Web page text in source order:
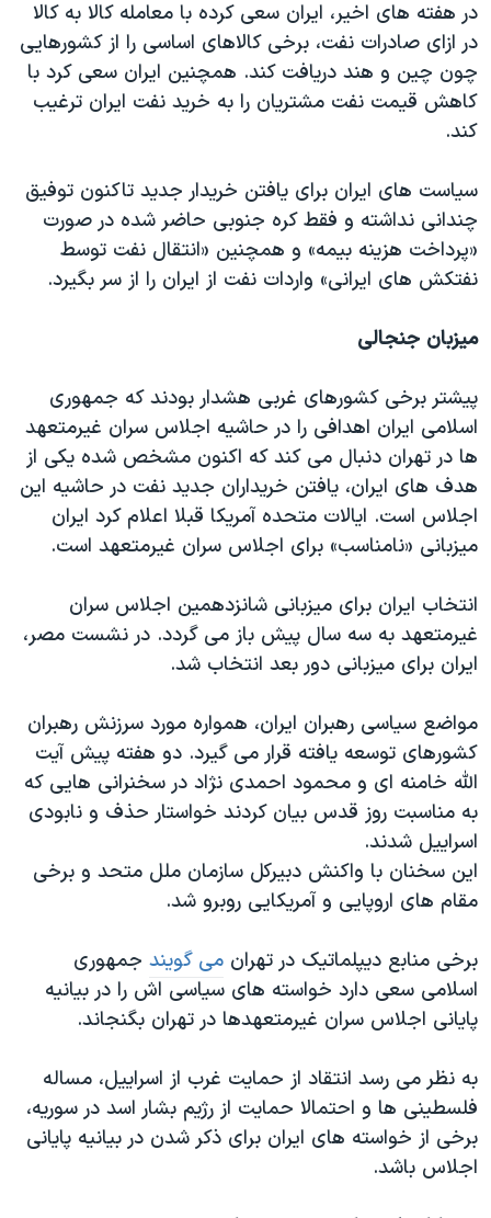
در هفته های اخیر، ایران سعی کرده با معامله کالا به کالا
در ازای صادرات نفت، برخی کالاهای اساسی را از کشورهایی
چون چین و هند دریافت کند. همچنین ایران سعی کرد با
کاهش قیمت نفت مشتریان را به خرید نفت ایران ترغیب
کند.
سیاست های ایران برای یافتن خریدار جدید تاکنون توفیق
چندانی نداشته و فقط کره جنوبی حاضر شده در صورت
«پرداخت هزینه بیمه» و همچنین «انتقال نفت توسط
نفتکش های ایرانی» واردات نفت از ایران را از سر بگیرد.
میزبان جنجالی
پیشتر برخی کشورهای غربی هشدار بودند که جمهوری
اسلامی ایران اهدافی را در حاشیه اجلاس سران غیرمتعهد
ها در تهران دنبال می کند که اکنون مشخص شده یکی از
هدف های ایران، یافتن خریداران جدید نفت در حاشیه این
اجلاس است. ایالات متحده آمریکا قبلا اعلام کرد ایران
میزبانی «نامناسب» برای اجلاس سران غیرمتعهد است.
انتخاب ایران برای میزبانی شانزدهمین اجلاس سران
غیرمتعهد به سه سال پیش باز می گردد. در نشست مصر،
ایران برای میزبانی دور بعد انتخاب شد.
مواضع سیاسی رهبران ایران، همواره مورد سرزنش رهبران
کشورهای توسعه یافته قرار می گیرد. دو هفته پیش آیت
الله خامنه ای و محمود احمدی نژاد در سخنرانی هایی که
به مناسبت روز قدس بیان کردند خواستار حذف و نابودی
اسراییل شدند.
این سخنان با واکنش دبیرکل سازمان ملل متحد و برخی
مقام های اروپایی و آمریکایی روبرو شد.
برخی منابع دیپلماتیک در تهران می گویند جمهوری
اسلامی سعی دارد خواسته های سیاسی اش را در بیانیه
پایانی اجلاس سران غیرمتعهدها در تهران بگنجاند.
به نظر می رسد انتقاد از حمایت غرب از اسراییل، مساله
فلسطینی ها و احتمالا حمایت از رژیم بشار اسد در سوریه،
برخی از خواسته های ایران برای ذکر شدن در بیانیه پایانی
اجلاس باشد.